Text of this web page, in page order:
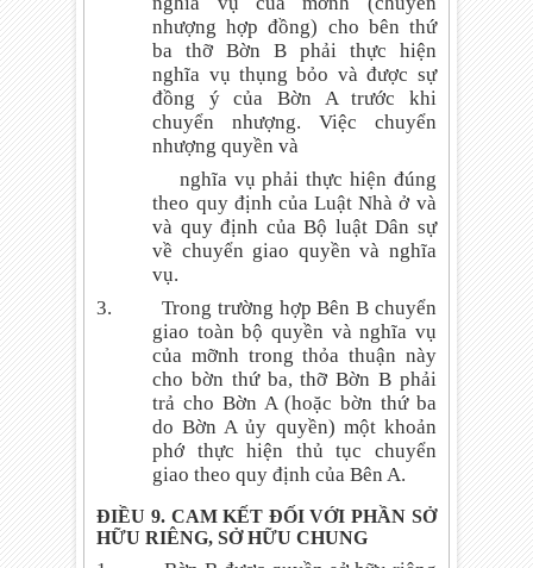
nhượng hợp đồng) cho bên thứ
ba thỡ Bờn B phải thực hiện
nghĩa vụ thụng bỏo và được sự
đồng ý của Bờn A trước khi
chuyển nhượng. Việc chuyển
nhượng quyền và
nghĩa vụ phải thực hiện đúng
theo quy định của Luật Nhà ở và
và quy định của Bộ luật Dân sự
về chuyển giao quyền và nghĩa
vụ.
3.
Trong trường hợp Bên B chuyển
giao toàn bộ quyền và nghĩa vụ
của mỡnh trong thỏa thuận này
cho bờn thứ ba, thỡ Bờn B phải
trả cho Bờn A (hoặc bờn thứ ba
do Bờn A ủy quyền) một khoản
phớ thực hiện thủ tục chuyển
giao theo quy định của Bên A.
ĐIỀU 9. CAM KẾT ĐỐI VỚI PHẦN SỞ
HỮU RIÊNG, SỞ HỮU CHUNG